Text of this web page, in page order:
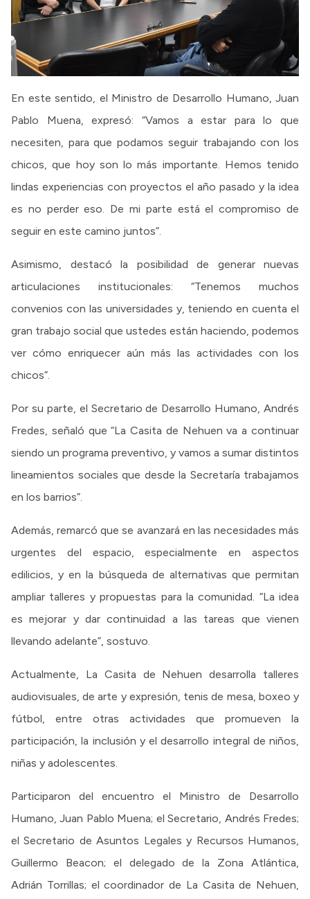
En este sentido, el Ministro de Desarrollo Humano, Juan
Pablo Muena, expresó: “Vamos a estar para lo que
necesiten, para que podamos seguir trabajando con los
chicos, que hoy son lo más importante. Hemos tenido
lindas experiencias con proyectos el año pasado y la idea
es no perder eso. De mi parte está el compromiso de
seguir en este camino juntos”.
Asimismo, destacó la posibilidad de generar nuevas
articulaciones institucionales: “Tenemos muchos
convenios con las universidades y, teniendo en cuenta el
gran trabajo social que ustedes están haciendo, podemos
ver cómo enriquecer aún más las actividades con los
chicos”.
Por su parte, el Secretario de Desarrollo Humano, Andrés
Fredes, señaló que “La Casita de Nehuen va a continuar
siendo un programa preventivo, y vamos a sumar distintos
lineamientos sociales que desde la Secretaría trabajamos
en los barrios”.
Además, remarcó que se avanzará en las necesidades más
urgentes del espacio, especialmente en aspectos
edilicios, y en la búsqueda de alternativas que permitan
ampliar talleres y propuestas para la comunidad. “La idea
es mejorar y dar continuidad a las tareas que vienen
llevando adelante”, sostuvo.
Actualmente, La Casita de Nehuen desarrolla talleres
audiovisuales, de arte y expresión, tenis de mesa, boxeo y
fútbol, entre otras actividades que promueven la
participación, la inclusión y el desarrollo integral de niños,
niñas y adolescentes.
Participaron del encuentro el Ministro de Desarrollo
Humano, Juan Pablo Muena; el Secretario, Andrés Fredes;
el Secretario de Asuntos Legales y Recursos Humanos,
Guillermo Beacon; el delegado de la Zona Atlántica,
Adrián Torrillas; el coordinador de La Casita de Nehuen,